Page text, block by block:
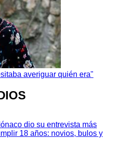
averiguar quién era"
dio su entrevista más
18 años: novios, bulos y